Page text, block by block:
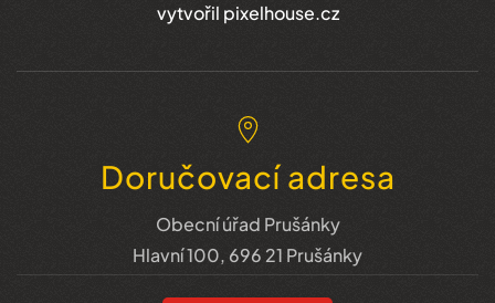
vytvořil pixelhouse.cz
Doručovací adresa
Obecní úřad Prušánky
Hlavní 100, 696 21 Prušánky